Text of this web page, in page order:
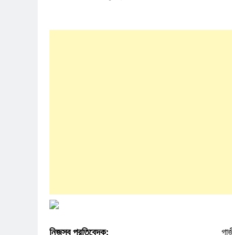
নিজস্ব প্রতিবেদক:
গাজীপুরের পূবাইল এলাকার ভুয়া